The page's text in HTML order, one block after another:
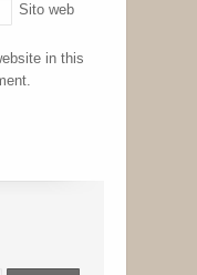
Sito web
in this